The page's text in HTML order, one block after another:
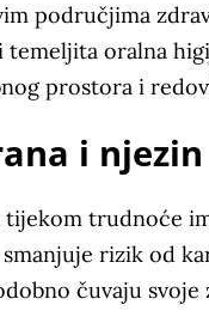
područjima
temeljita oralna
prostora i
i
tijekom trudnoće
rizik od
čuvaju svoje